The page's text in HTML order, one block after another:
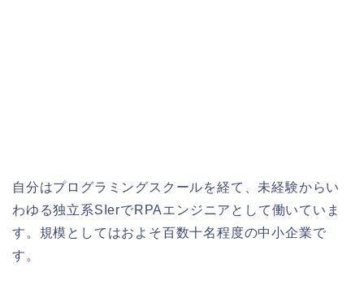
自分はプログラミングスクールを経て、未経験からい
わゆる独立系SIerでRPAエンジニアとして働いていま
す。規模としてはおよそ百数十名程度の中小企業で
す。